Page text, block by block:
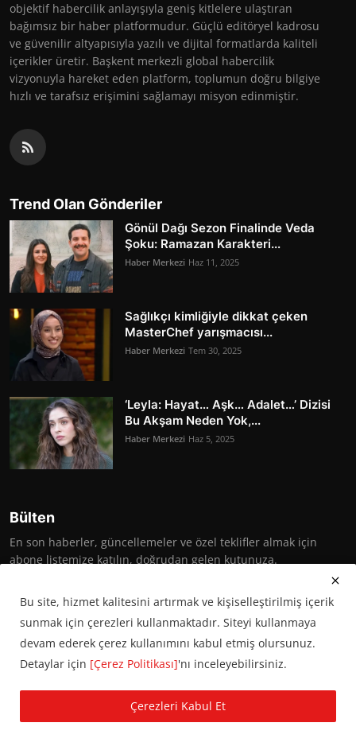
objektif habercilik anlayışıyla geniş kitlelere ulaştıran
bağımsız bir haber platformudur. Güçlü editöryel kadrosu
ve güvenilir altyapısıyla yazılı ve dijital formatlarda kaliteli
içerikler üretir. Başkent merkezli global habercilik
vizyonuyla hareket eden platform, toplumun doğru bilgiye
hızlı ve tarafsız erişimini sağlamayı misyon edinmiştir.
Trend Olan Gönderiler
Gönül Dağı Sezon Finalinde Veda
Şoku: Ramazan Karakteri...
Haber Merkezi Haz 11, 2025
Sağlıkçı kimliğiyle dikkat çeken
MasterChef yarışmacısı...
Haber Merkezi Tem 30, 2025
‘Leyla: Hayat… Aşk… Adalet…’ Dizisi
Bu Akşam Neden Yok,...
Haber Merkezi Haz 5, 2025
Bülten
En son haberler, güncellemeler ve özel teklifler almak için
abone listemize katılın, doğrudan gelen kutunuza.
Abone Ol
KVKK Aydınlatma Metni
Bu site, hizmet kalitesini artırmak ve kişiselleştirilmiş içerik
sunmak için çerezleri kullanmaktadır. Siteyi kullanmaya
devam ederek çerez kullanımını kabul etmiş olursunuz.
Detaylar için [Çerez Politikası]'nı inceleyebilirsiniz.
Çerezleri Kabul Et